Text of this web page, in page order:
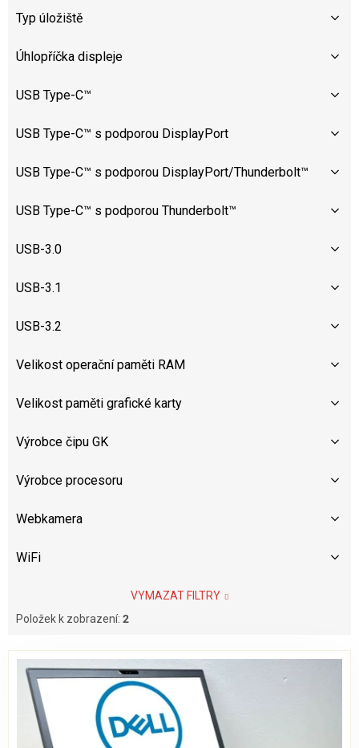
Typ úložiště
Úhlopříčka displeje
USB Type-C™
USB Type-C™ s podporou DisplayPort
USB Type-C™ s podporou DisplayPort/Thunderbolt™
USB Type-C™ s podporou Thunderbolt™
USB-3.0
USB-3.1
USB-3.2
Velikost operační paměti RAM
Velikost paměti grafické karty
Výrobce čipu GK
Výrobce procesoru
Webkamera
WiFi
VYMAZAT FILTRY
Položek k zobrazení: 2
V